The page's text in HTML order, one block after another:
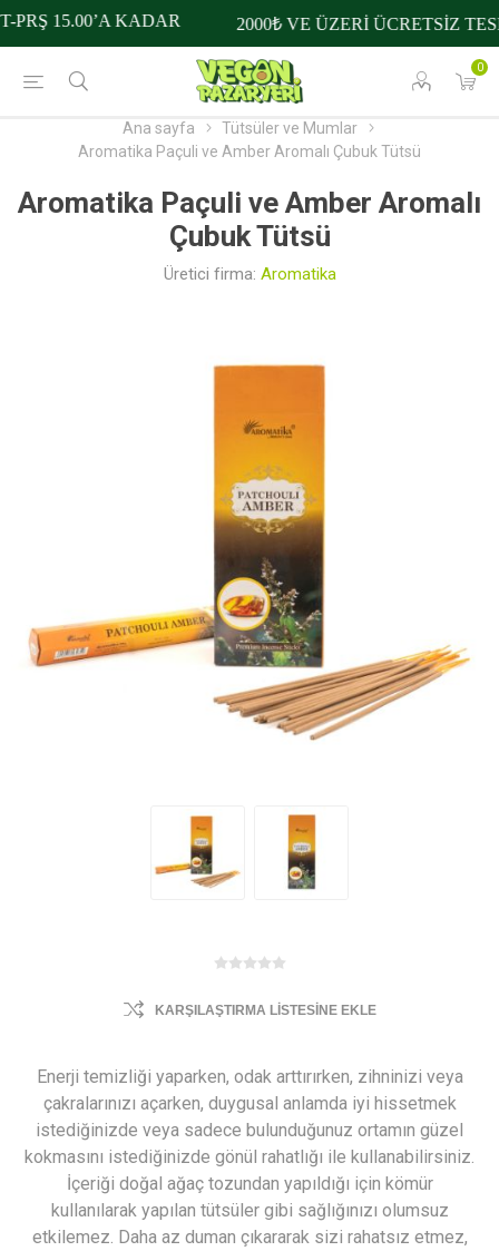
0
15.00’A KADAR 2000₺ VE ÜZERİ ÜCRETSİZ
Ana sayfa
Tütsüler ve Mumlar
Aromatika Paçuli ve Amber Aromalı Çubuk Tütsü
Aromatika Paçuli ve Amber Aromalı
Çubuk Tütsü
Üretici firma: Aromatika
KARŞILAŞTIRMA LISTESINE EKLE
Enerji temizliği yaparken, odak arttırırken, zihninizi veya
çakralarınızı açarken, duygusal anlamda iyi hissetmek
istediğinizde veya sadece bulunduğunuz ortamın güzel
kokmasını istediğinizde gönül rahatlığı ile kullanabilirsiniz.
İçeriği doğal ağaç tozundan yapıldığı için kömür
kullanılarak yapılan tütsüler gibi sağlığınızı olumsuz
etkilemez. Daha az duman çıkararak sizi rahatsız etmez,